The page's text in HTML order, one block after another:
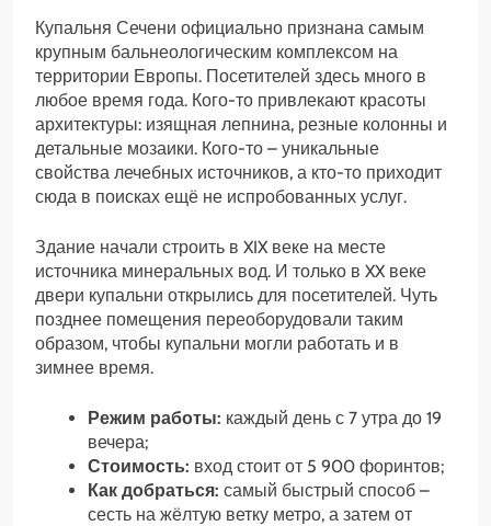
Купальня Сечени официально признана самым
крупным бальнеологическим комплексом на
территории Европы. Посетителей здесь много в
любое время года. Кого-то привлекают красоты
архитектуры: изящная лепнина, резные колонны и
детальные мозаики. Кого-то – уникальные
свойства лечебных источников, а кто-то приходит
сюда в поисках ещё не испробованных услуг.
Здание начали строить в XIX веке на месте
источника минеральных вод. И только в XX веке
двери купальни открылись для посетителей. Чуть
позднее помещения переоборудовали таким
образом, чтобы купальни могли работать и в
зимнее время.
Режим работы: каждый день с 7 утра до 19
вечера;
Стоимость: вход стоит от 5 900 форинтов;
Как добраться: самый быстрый способ –
сесть на жёлтую ветку метро, а затем от